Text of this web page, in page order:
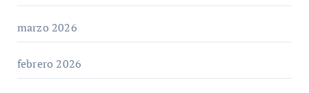
marzo 2026
febrero 2026